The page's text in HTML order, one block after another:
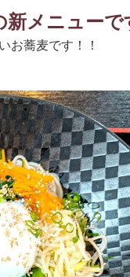
メニューで
お蕎麦です！！